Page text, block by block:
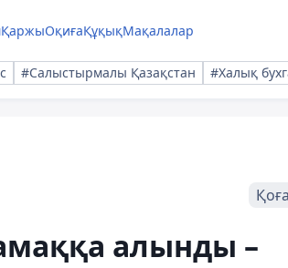
ҚаржыОқиғаҚұқықМақалалар
#Салыстырмалы Қазақстан #Халық
алынды –